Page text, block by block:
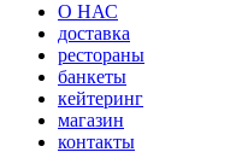
О НАС
доставка
рестораны
банкеты
кейтеринг
магазин
контакты